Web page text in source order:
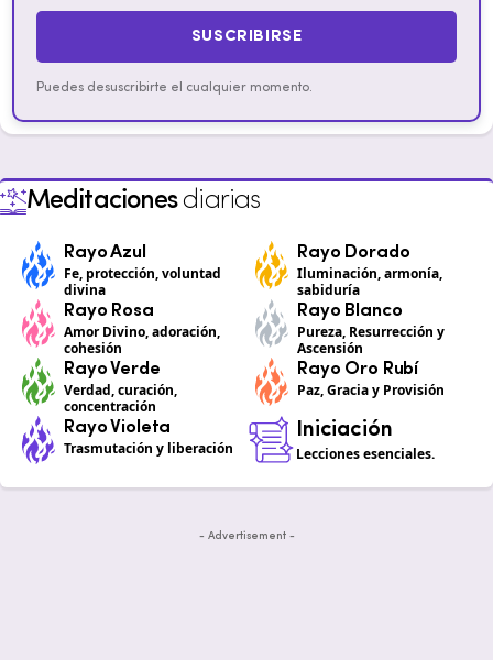
SUSCRIBIRSE
Puedes desuscribirte el cualquier momento.
Meditacionesdiarias
Rayo Azul
Fe, protección, voluntad
divina
Rayo Dorado
Iluminación, armonía,
sabiduría
Rayo Rosa
Amor Divino, adoración,
cohesión
Rayo Blanco
Pureza, Resurrección y
Ascensión
Rayo Verde
Verdad, curación,
concentración
Rayo Oro Rubí
Paz, Gracia y Provisión
Rayo Violeta
Trasmutación y liberación
Iniciación
Lecciones esenciales.
- Advertisement -